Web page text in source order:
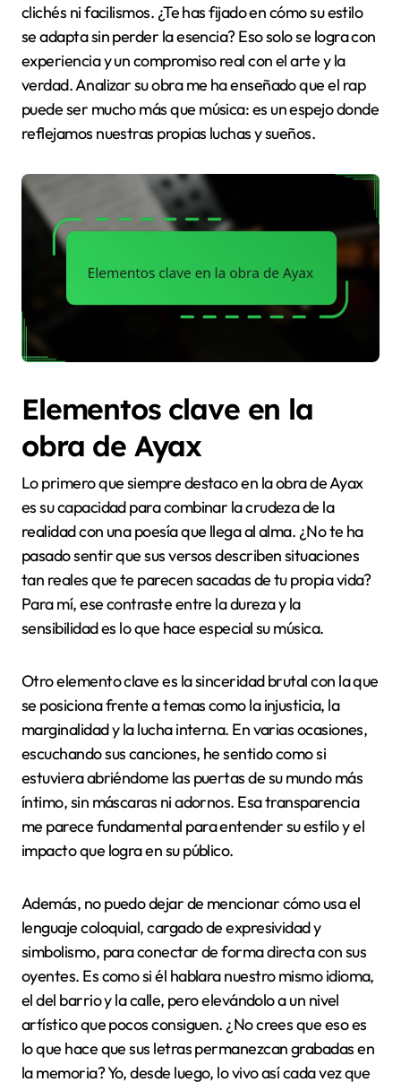
clichés ni facilismos. ¿Te has fijado en cómo su estilo
se adapta sin perder la esencia? Eso solo se logra con
experiencia y un compromiso real con el arte y la
verdad. Analizar su obra me ha enseñado que el rap
puede ser mucho más que música: es un espejo donde
reflejamos nuestras propias luchas y sueños.
Elementos clave en la
obra de Ayax
Lo primero que siempre destaco en la obra de Ayax
es su capacidad para combinar la crudeza de la
realidad con una poesía que llega al alma. ¿No te ha
pasado sentir que sus versos describen situaciones
tan reales que te parecen sacadas de tu propia vida?
Para mí, ese contraste entre la dureza y la
sensibilidad es lo que hace especial su música.
Otro elemento clave es la sinceridad brutal con la que
se posiciona frente a temas como la injusticia, la
marginalidad y la lucha interna. En varias ocasiones,
escuchando sus canciones, he sentido como si
estuviera abriéndome las puertas de su mundo más
íntimo, sin máscaras ni adornos. Esa transparencia
me parece fundamental para entender su estilo y el
impacto que logra en su público.
Además, no puedo dejar de mencionar cómo usa el
lenguaje coloquial, cargado de expresividad y
simbolismo, para conectar de forma directa con sus
oyentes. Es como si él hablara nuestro mismo idioma,
el del barrio y la calle, pero elevándolo a un nivel
artístico que pocos consiguen. ¿No crees que eso es
lo que hace que sus letras permanezcan grabadas en
la memoria? Yo, desde luego, lo vivo así cada vez que